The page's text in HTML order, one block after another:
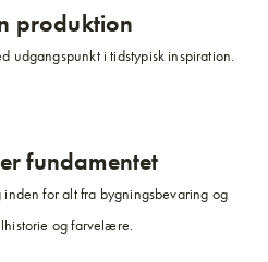
produktion
udgangspunkt i tidstypisk inspiration.
fundamentet
for alt fra bygningsbevaring og
og farvelære.